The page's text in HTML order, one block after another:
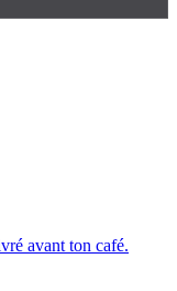
avant ton café.